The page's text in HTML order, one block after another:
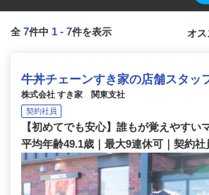
全 7件中 1 - 7件を表示
牛丼チェーンすき家の店舗スタッ
株式会社 すき家 関東支社
契約社員
【初めてでも安心】誰もが覚えやすい
平均年齢49.1歳｜最大9連休可｜契約社